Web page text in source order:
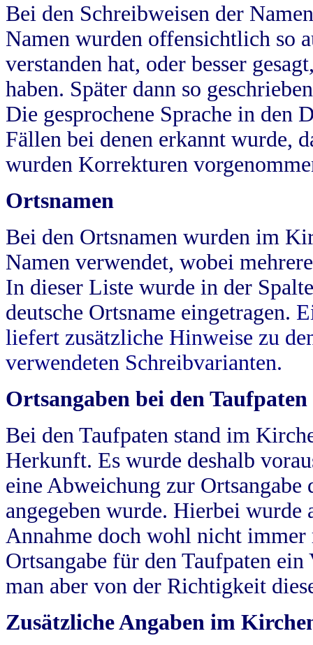
Bei den Schreibweisen der
Namen wurden offensichtlich so
verstanden hat, oder besser
haben. Später dann so
Die gesprochene Sprache in
Fällen bei denen erkannt wurde,
wurden Korrekturen
Ortsnamen
Bei den Ortsnamen wurden im
Namen verwendet, wobei
In dieser Liste wurde in der
deutsche Ortsname eingetragen.
liefert zusätzliche Hinweise zu
verwendeten Schreibvarianten.
Ortsangaben bei den Taufpaten
Bei den Taufpaten stand im
Herkunft. Es wurde deshalb
eine Abweichung zur
angegeben wurde. Hierbei wurde
Annahme doch wohl nicht
Ortsangabe für den Taufpaten
man aber von der Richtigkeit
Zusätzliche Angaben im